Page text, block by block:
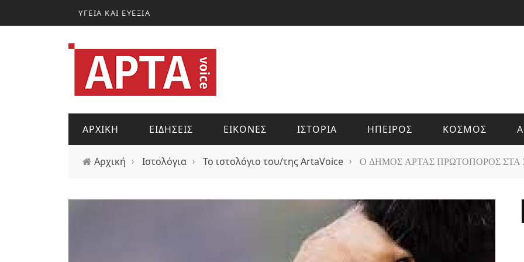
ΥΓΕΙΑ ΚΑΙ ΕΥΕΞΙΑ
ΑΡΧΙΚΗ ΕΙΔΗΣΕΙΣ ΕΙΚΟΝΕΣ ΙΣΤΟΡΙΑ ΗΠΕΙΡΟΣ ΚΟΣΜΟΣ
Αρχική › Ιστολόγια › Το ιστολόγιο του/της ArtaVoice › Ο ΔΗΜΟΣ ΑΡΤΑΣ ΠΡΩΤΟΠΟΡΟΣ ΣΤΑ